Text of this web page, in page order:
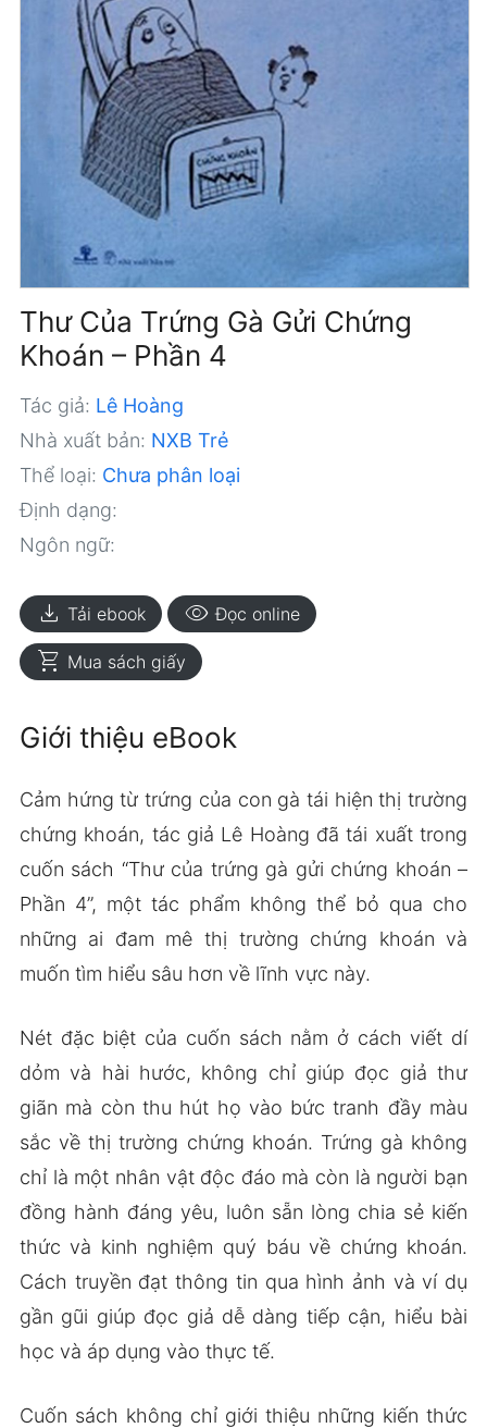
Thư Của Trứng Gà Gửi Chứng
Khoán – Phần 4
Tác giả: Lê Hoàng
Nhà xuất bản: NXB Trẻ
Thể loại: Chưa phân loại
Định dạng:
Ngôn ngữ:
download Tải ebook visibility Đọc online
shopping_cart Mua sách giấy
Giới thiệu eBook
Cảm hứng từ trứng của con gà tái hiện thị trường
chứng khoán, tác giả Lê Hoàng đã tái xuất trong
cuốn sách “Thư của trứng gà gửi chứng khoán –
Phần 4”, một tác phẩm không thể bỏ qua cho
những ai đam mê thị trường chứng khoán và
muốn tìm hiểu sâu hơn về lĩnh vực này.
Nét đặc biệt của cuốn sách nằm ở cách viết dí
dỏm và hài hước, không chỉ giúp đọc giả thư
giãn mà còn thu hút họ vào bức tranh đầy màu
sắc về thị trường chứng khoán. Trứng gà không
chỉ là một nhân vật độc đáo mà còn là người bạn
đồng hành đáng yêu, luôn sẵn lòng chia sẻ kiến
thức và kinh nghiệm quý báu về chứng khoán.
Cách truyền đạt thông tin qua hình ảnh và ví dụ
gần gũi giúp đọc giả dễ dàng tiếp cận, hiểu bài
học và áp dụng vào thực tế.
Cuốn sách không chỉ giới thiệu những kiến thức